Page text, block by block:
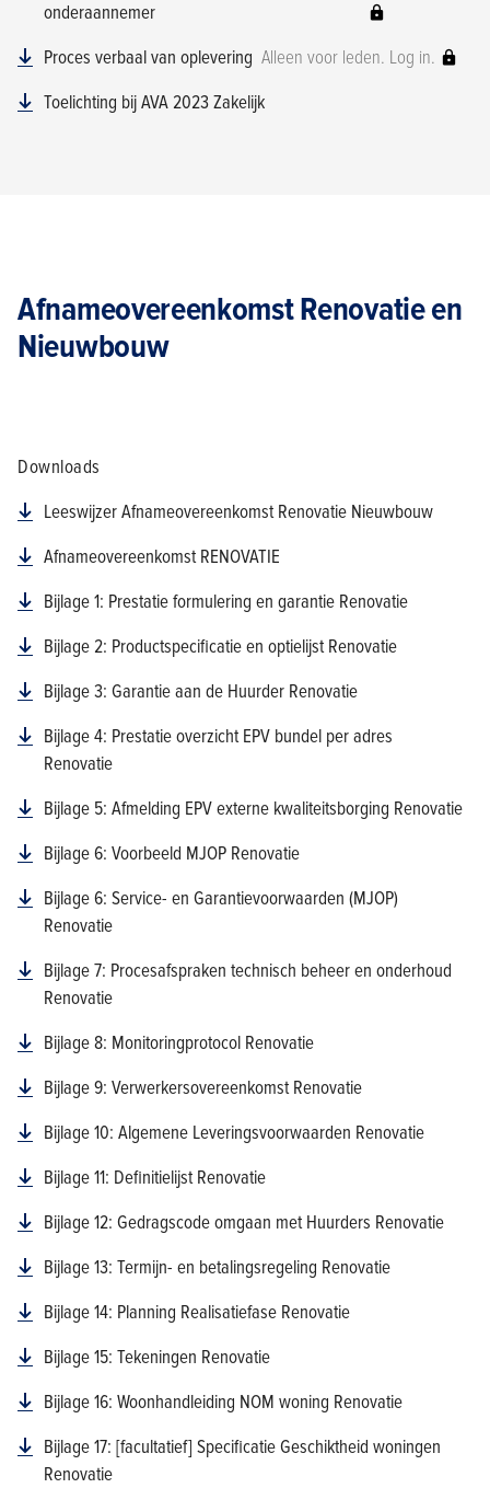
onderaannemer
Proces verbaal van oplevering Alleen voor leden. Log in.
Toelichting bij AVA 2023 Zakelijk
Afnameovereenkomst Renovatie en
Nieuwbouw
Downloads
Leeswijzer Afnameovereenkomst Renovatie Nieuwbouw
Afnameovereenkomst RENOVATIE
Bijlage 1: Prestatie formulering en garantie Renovatie
Bijlage 2: Productspecificatie en optielijst Renovatie
Bijlage 3: Garantie aan de Huurder Renovatie
Bijlage 4: Prestatie overzicht EPV bundel per adres
Renovatie
Bijlage 5: Afmelding EPV externe kwaliteitsborging Renovatie
Bijlage 6: Voorbeeld MJOP Renovatie
Bijlage 6: Service- en Garantievoorwaarden (MJOP)
Renovatie
Bijlage 7: Procesafspraken technisch beheer en onderhoud
Renovatie
Bijlage 8: Monitoringprotocol Renovatie
Bijlage 9: Verwerkersovereenkomst Renovatie
Bijlage 10: Algemene Leveringsvoorwaarden Renovatie
Bijlage 11: Definitielijst Renovatie
Bijlage 12: Gedragscode omgaan met Huurders Renovatie
Bijlage 13: Termijn- en betalingsregeling Renovatie
Bijlage 14: Planning Realisatiefase Renovatie
Bijlage 15: Tekeningen Renovatie
Bijlage 16: Woonhandleiding NOM woning Renovatie
Bijlage 17: [facultatief] Specificatie Geschiktheid woningen
Renovatie